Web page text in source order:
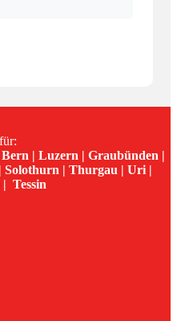
| Luzern | Graubünden |
Solothurn | Thurgau | Uri |
| Tessin